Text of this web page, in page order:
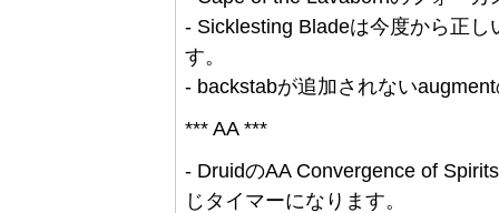
- Sicklesting Bladeは今度から正
す。
- backstabが追加されない
*** AA ***
- DruidのAA Convergence of
じタイマーになります。